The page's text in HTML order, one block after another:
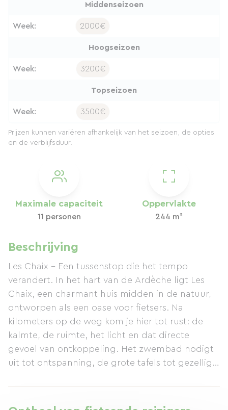
Maximale capaciteit
11 personen
Oppervlakte
244 m²
Beschrijving
Les Chaix – Een tussenstop die het tempo
verandert. In het hart van de Ardèche ligt Les
Chaix, een charmant huis midden in de natuur,
ontworpen als een oase voor fietsers. Na
kilometers op de weg kom je hier tot rust: de
kalmte, de ruimte, het licht en dat directe
gevoel van ontkoppeling. Het zwembad nodigt
uit tot ontspanning, de grote tafels tot gezellig
toerfietsers, met geschikte faciliteiten: veilige
Middenseizoen
Week: 2000€
Hoogseizoen
Week: 3200€
Topseizoen
Week: 3500€
Prijzen kunnen variëren afhankelijk van het seizoen, de opties
en de verblijfsduur.